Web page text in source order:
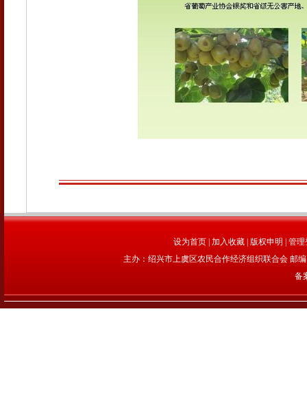
设为首页 加入收藏 版权申明
管理
主办：绍兴市上虞区农民合作经济组织联合会 邮
备